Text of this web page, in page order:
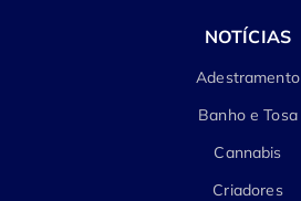
NOTÍCIAS
Adestramento
Banho e Tosa
Cannabis
Criadores